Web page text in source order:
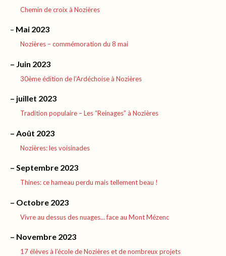
Chemin de croix à Nozières
– Mai 2023
Nozières – commémoration du 8 mai
– Juin 2023
30ème édition de l’Ardéchoise à Nozières
– juillet 2023
Tradition populaire – Les “Reinages” à Nozières
– Août 2023
Nozières: les voisinades
– Septembre 2023
Thines: ce hameau perdu mais tellement beau !
– Octobre 2023
Vivre au dessus des nuages… face au Mont Mézenc
– Novembre 2023
17 élèves à l’école de Nozières et de nombreux projets